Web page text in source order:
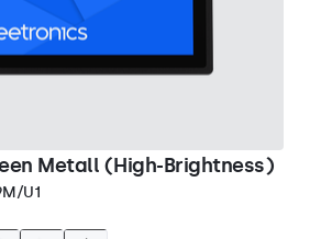
Metall (High-Brightness)
U1